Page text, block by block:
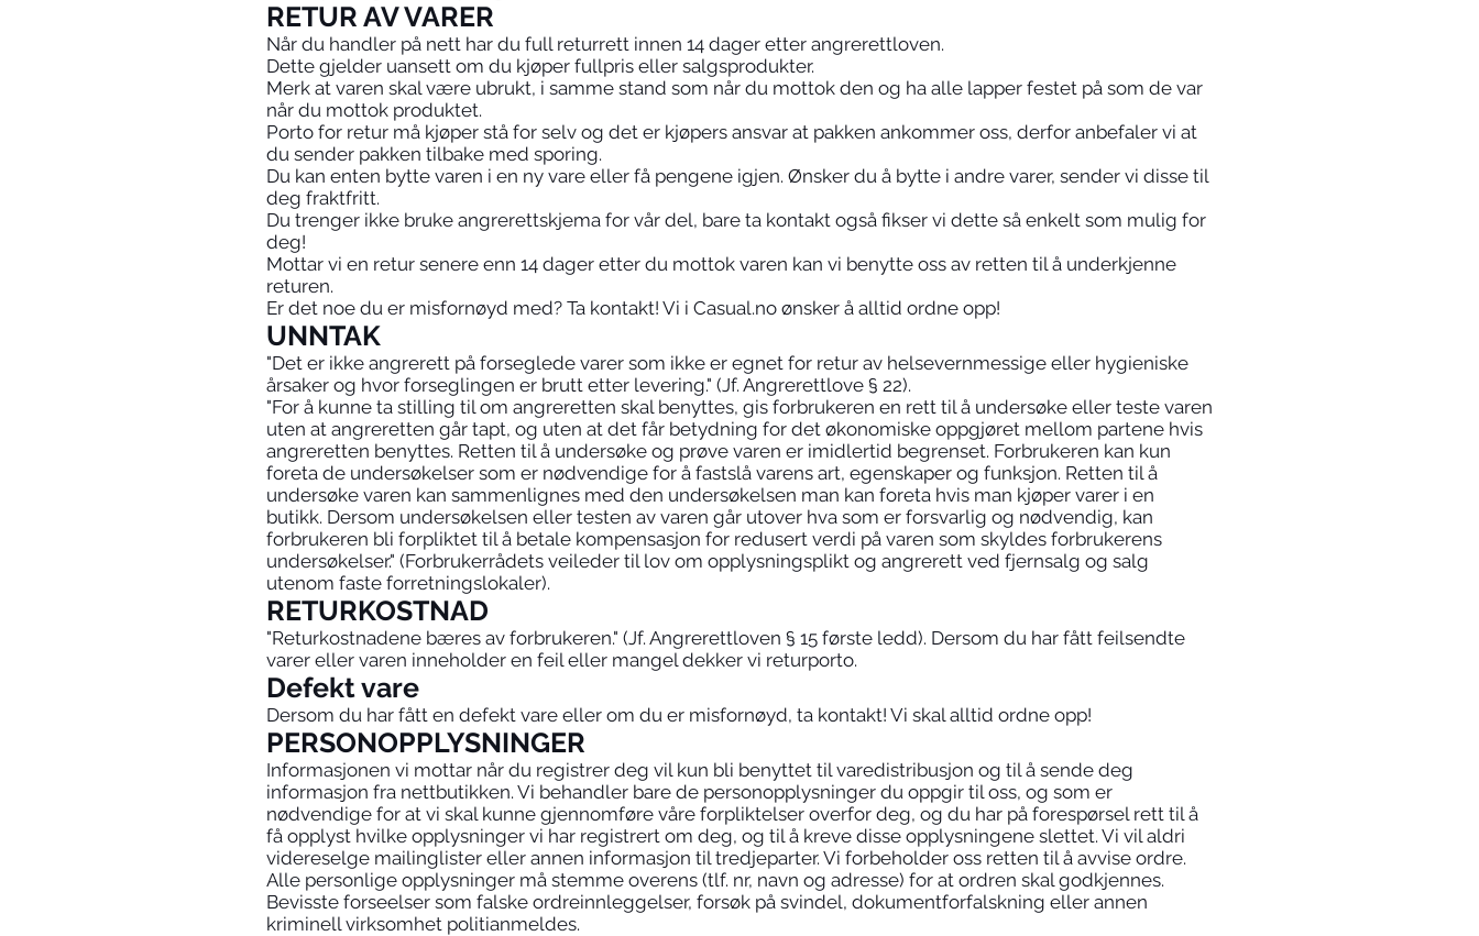
RETUR AV VARER
Når du handler på nett har du full returrett innen 14 dager etter angrerettloven.
Dette gjelder uansett om du kjøper fullpris eller salgsprodukter.
Merk at varen skal være ubrukt, i samme stand som når du mottok den og ha alle lapper festet på som de var
når du mottok produktet.
Porto for retur må kjøper stå for selv og det er kjøpers ansvar at pakken ankommer oss, derfor anbefaler vi at
du sender pakken tilbake med sporing.
Du kan enten bytte varen i en ny vare eller få pengene igjen. Ønsker du å bytte i andre varer, sender vi disse til
deg fraktfritt.
Du trenger ikke bruke angrerettskjema for vår del, bare ta kontakt også fikser vi dette så enkelt som mulig for
deg!
Mottar vi en retur senere enn 14 dager etter du mottok varen kan vi benytte oss av retten til å underkjenne
returen.
Er det noe du er misfornøyd med? Ta kontakt! Vi i Casual.no ønsker å alltid ordne opp!
UNNTAK
"Det er ikke angrerett på forseglede varer som ikke er egnet for retur av helsevernmessige eller hygieniske
årsaker og hvor forseglingen er brutt etter levering." (Jf. Angrerettlove § 22).
"For å kunne ta stilling til om angreretten skal benyttes, gis forbrukeren en rett til å undersøke eller teste varen
uten at angreretten går tapt, og uten at det får betydning for det økonomiske oppgjøret mellom partene hvis
angreretten benyttes. Retten til å undersøke og prøve varen er imidlertid begrenset. Forbrukeren kan kun
foreta de undersøkelser som er nødvendige for å fastslå varens art, egenskaper og funksjon. Retten til å
undersøke varen kan sammenlignes med den undersøkelsen man kan foreta hvis man kjøper varer i en
butikk. Dersom undersøkelsen eller testen av varen går utover hva som er forsvarlig og nødvendig, kan
forbrukeren bli forpliktet til å betale kompensasjon for redusert verdi på varen som skyldes forbrukerens
undersøkelser." (Forbrukerrådets veileder til lov om opplysningsplikt og angrerett ved fjernsalg og salg
utenom faste forretningslokaler).
RETURKOSTNAD
"Returkostnadene bæres av forbrukeren." (Jf. Angrerettloven § 15 første ledd). Dersom du har fått feilsendte
varer eller varen inneholder en feil eller mangel dekker vi returporto.
Defekt vare
Dersom du har fått en defekt vare eller om du er misfornøyd, ta kontakt! Vi skal alltid ordne opp!
PERSONOPPLYSNINGER
Informasjonen vi mottar når du registrer deg vil kun bli benyttet til varedistribusjon og til å sende deg
informasjon fra nettbutikken. Vi behandler bare de personopplysninger du oppgir til oss, og som er
nødvendige for at vi skal kunne gjennomføre våre forpliktelser overfor deg, og du har på forespørsel rett til å
få opplyst hvilke opplysninger vi har registrert om deg, og til å kreve disse opplysningene slettet. Vi vil aldri
videreselge mailinglister eller annen informasjon til tredjeparter. Vi forbeholder oss retten til å avvise ordre.
Alle personlige opplysninger må stemme overens (tlf. nr, navn og adresse) for at ordren skal godkjennes.
Bevisste forseelser som falske ordreinnleggelser, forsøk på svindel, dokumentforfalskning eller annen
kriminell virksomhet politianmeldes.